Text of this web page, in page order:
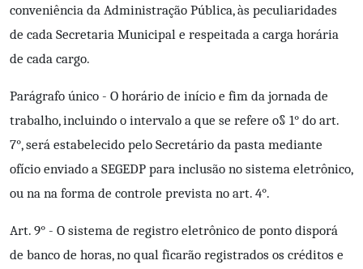
conveniência da Administração Pública, às peculiaridades
de cada Secretaria Municipal e respeitada a carga horária
de cada cargo.
Parágrafo único - O horário de início e fim da jornada de
trabalho, incluindo o intervalo a que se refere o§ 1° do art.
7°, será estabelecido pelo Secretário da pasta mediante
ofício enviado a SEGEDP para inclusão no sistema eletrônico,
ou na na forma de controle prevista no art. 4°.
Art. 9° - O sistema de registro eletrônico de ponto disporá
de banco de horas, no qual ficarão registrados os créditos e